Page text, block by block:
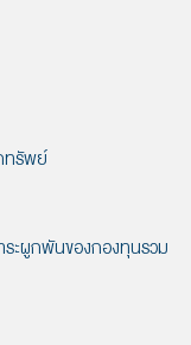
ทรัพย์
ระผูกพันของกองทุนรวม